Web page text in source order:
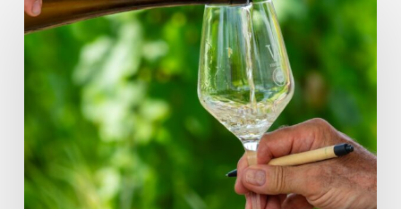
Tournée
des
Terroirs
2026
l’Alsace
célèbre